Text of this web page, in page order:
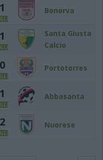
Bonorva
Santa Giusta
Calcio
Portotorres
Abbasanta
Nuorese